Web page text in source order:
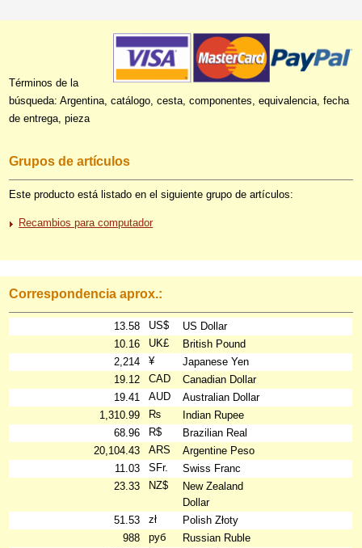
Términos de la
búsqueda: Argentina, catálogo, cesta, componentes, equivalencia, fecha
de entrega, pieza
Grupos de artículos
Este producto está listado en el siguiente grupo de artículos:
Recambios para computador
Correspondencia aprox.:
13.58 US$
US Dollar
10.16
UK£
British Pound
2,214
¥
Japanese Yen
19.12
CAD
Canadian Dollar
19.41
AUD
Australian Dollar
1,310.99
₨
Indian Rupee
68.96
R$
Brazilian Real
20,104.43
ARS
Argentine Peso
11.03
SFr.
Swiss Franc
23.33
NZ$
New Zealand
Dollar
51.53
zł
Polish Złoty
988
руб
Russian Ruble